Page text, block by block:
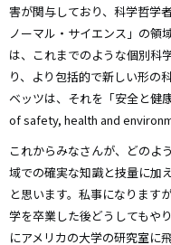
害が関与しており、科学哲学
ノーマル・サイエンス」の領
は、これまでのような個別科
り、より包括的で新しい形の
ベッツは、それを「安全と健
of safety, health and
これからみなさんが、どのよ
域での確実な知識と技量に加
と思います。私事になります
学を卒業した後どうしてもや
にアメリカの大学の研究室に